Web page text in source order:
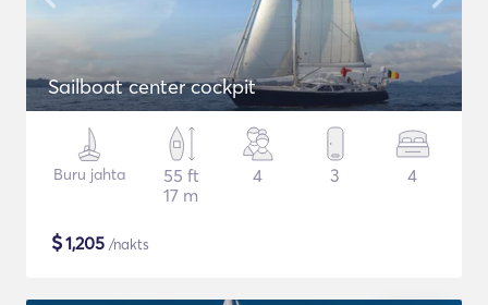
Sailboat center cockpit
Buru jahta
55 ft
17 m
4 3 4
$1,205 /nakts